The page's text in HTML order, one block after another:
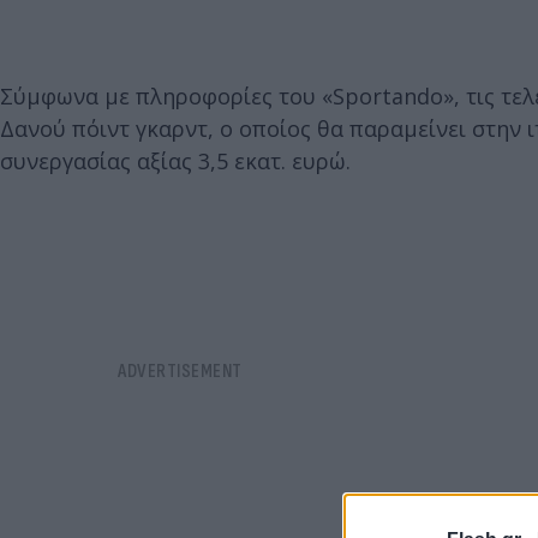
Σύμφωνα με πληροφορίες του «Sportando», τις
Δανού πόιντ γκαρντ, ο οποίος θα παραμείνει στην
συνεργασίας αξίας 3,5 εκατ. ευρώ.